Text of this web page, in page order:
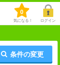
0
気になる！ ログイン
条件の変更